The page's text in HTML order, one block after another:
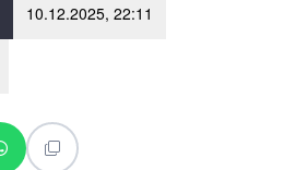
10.12.2025, 22:11